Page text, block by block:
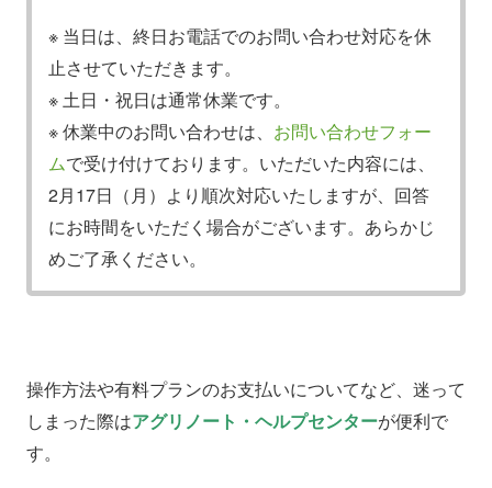
※ 当日は、終日お電話でのお問い合わせ対応を休
止させていただきます。
※ 土日・祝日は通常休業です。
※ 休業中のお問い合わせは、 お問い合わせフォー
ムで受け付けております。いただいた内容には、
2月17日（月）より順次対応いたしますが、回答
にお時間をいただく場合がございます。あらかじ
めご了承ください。
操作方法や有料プランのお支払いについてなど、迷って
しまった際はアグリノート・ヘルプセンターが便利で
す。